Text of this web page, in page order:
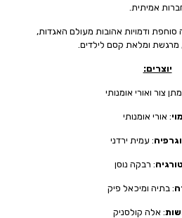
אמיתית.
סוחפת ודמויות אהובות מעולם האגדות,
מרגשת ומלאת קסם לילדים.
יוצרים:
צור ואורי אומנותי
: אורי אומנותי
: עמית ירדני
: רבקה נוסן
: בתיה ומיכאל פיק
: אלה קולסניק